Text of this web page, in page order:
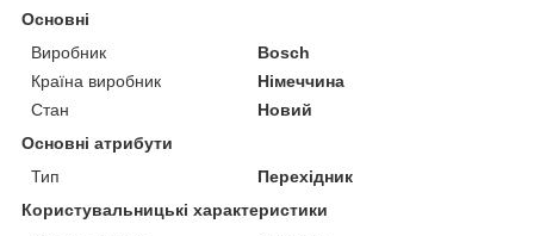
Основні
Виробник
Bosch
Країна виробник
Німеччина
Стан
Новий
Основні атрибути
Тип
Перехідник
Користувальницькі характеристики